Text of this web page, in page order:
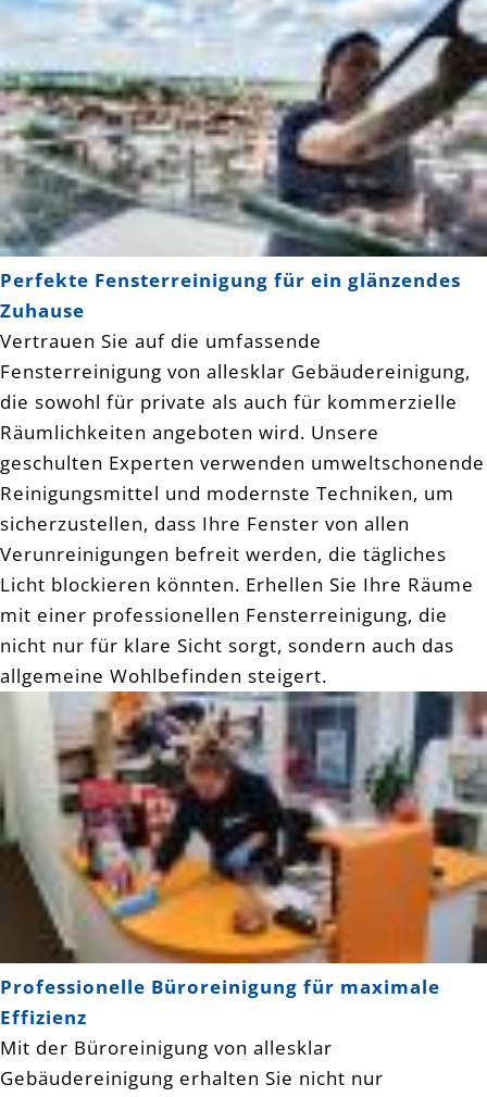
Perfekte Fensterreinigung für ein glänzendes
Zuhause
Vertrauen Sie auf die umfassende
Fensterreinigung von allesklar Gebäudereinigung,
die sowohl für private als auch für kommerzielle
Räumlichkeiten angeboten wird. Unsere
geschulten Experten verwenden umweltschonende
Reinigungsmittel und modernste Techniken, um
sicherzustellen, dass Ihre Fenster von allen
Verunreinigungen befreit werden, die tägliches
Licht blockieren könnten. Erhellen Sie Ihre Räume
mit einer professionellen Fensterreinigung, die
nicht nur für klare Sicht sorgt, sondern auch das
allgemeine Wohlbefinden steigert.
Professionelle Büroreinigung für maximale
Effizienz
Mit der Büroreinigung von allesklar
Gebäudereinigung erhalten Sie nicht nur